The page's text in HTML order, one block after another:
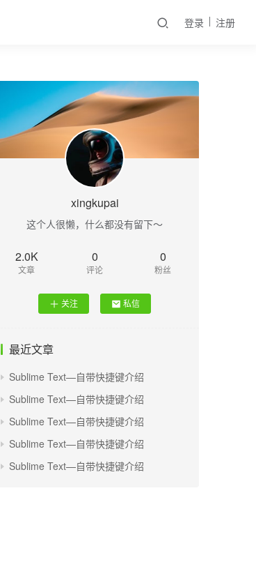
登录 注册
xingkupai
这个人很懒，什么都没有留下～
2.0K
文章
0
评论
0
粉丝
关注 私信
最近文章
Sublime Text—自带快捷键介绍
Sublime Text—自带快捷键介绍
Sublime Text—自带快捷键介绍
Sublime Text—自带快捷键介绍
Sublime Text—自带快捷键介绍